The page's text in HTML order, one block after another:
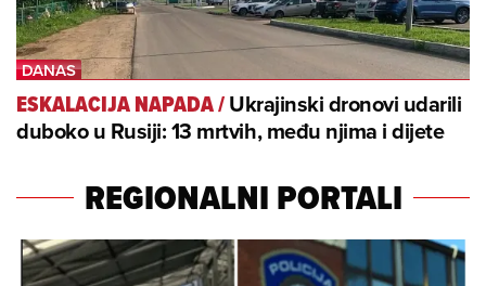
ESKALACIJA NAPADA/Ukrajinski dronovi udarili
duboko u Rusiji: 13 mrtvih, među njima i dijete
REGIONALNI PORTALI